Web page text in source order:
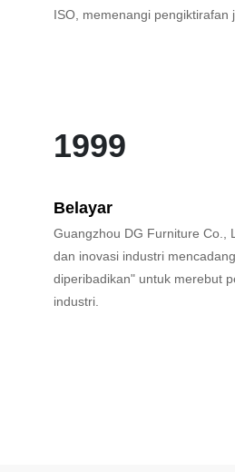
ISO, memenangi pengiktirafan
1999
Belayar
Guangzhou DG Furniture Co.,
dan inovasi industri
diperibadikan" untuk merebut
industri.